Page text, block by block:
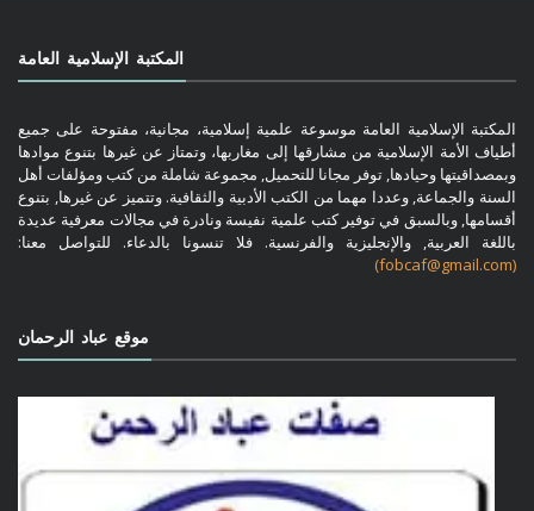
المكتبة الإسلامية العامة
المكتبة الإسلامية العامة موسوعة علمية إسلامية، مجانية، مفتوحة على جميع
أطياف الأمة الإسلامية من مشارقها إلى مغاربها، وتمتاز عن غيرها بتنوع موادها
وبمصداقيتها وحيادها, توفر مجانا للتحميل, مجموعة شاملة من كتب ومؤلفات أهل
السنة والجماعة, وعددا مهما من الكتب الأدبية والثقافية. وتتميز عن غيرها, بتنوع
أقسامها, وبالسبق في توفير كتب علمية نفيسة ونادرة في مجالات معرفية عديدة
باللغة العربية, والإنجليزية والفرنسية. فلا تنسونا بالدعاء. للتواصل معنا:
(fobcaf@gmail.com)
موقع عباد الرحمان